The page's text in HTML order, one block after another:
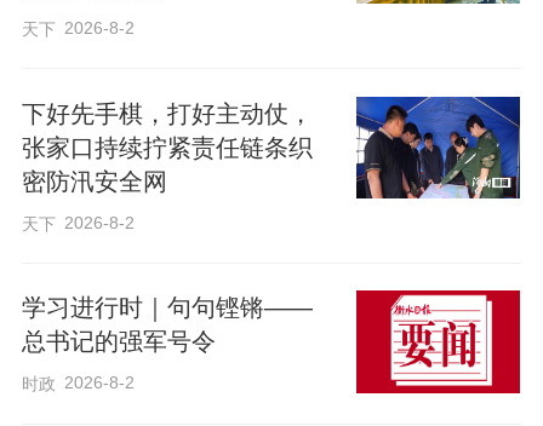
户的利益放在首位，用心去理解客户的需
求，为他们提供合适的保险产品和方案。
她善于倾听，注重与客户的沟通和交流，
运用所掌握的保险理论知识和实践经验，
身定制个性化的保险计划。从业以来更是
零投诉。
天下 2026-8-2
下好先手棋，打好主动仗，
张家口持续拧紧责任链条织
密防汛安全网
天下 2026-8-2
学习进行时｜句句铿锵——
总书记的强军号令
时政 2026-8-2